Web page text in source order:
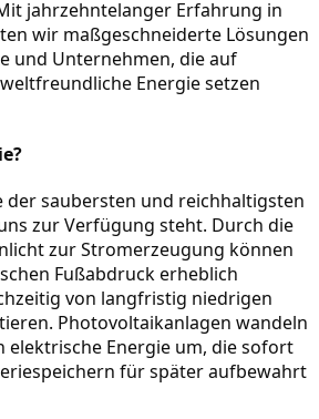
jahrzehntelanger Erfahrung in
wir maßgeschneiderte Lösungen
und Unternehmen, die auf
Energie setzen
der saubersten und reichhaltigsten
zur Verfügung steht. Durch die
zur Stromerzeugung können
Fußabdruck erheblich
von langfristig niedrigen
Photovoltaikanlagen wandeln
elektrische Energie um, die sofort
für später aufbewahrt